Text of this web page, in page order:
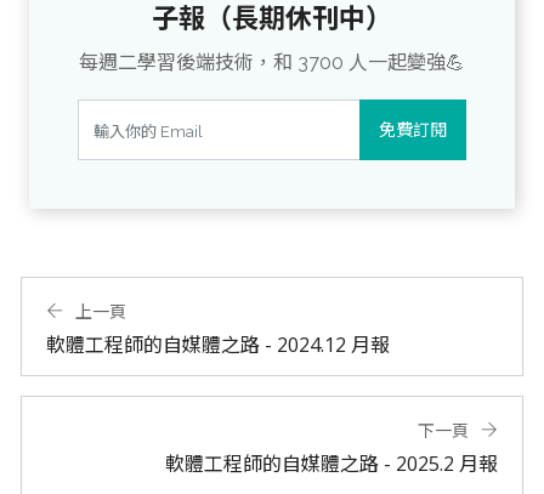
子報（長期休刊中）
每週二學習後端技術，和 3700 人一起變強💪
免費訂閱
上一頁
軟體工程師的自媒體之路 - 2024.12 月報
下一頁
軟體工程師的自媒體之路 - 2025.2 月報